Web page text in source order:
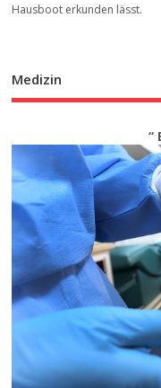
Hausboot erkunden lässt.
Medizin
“